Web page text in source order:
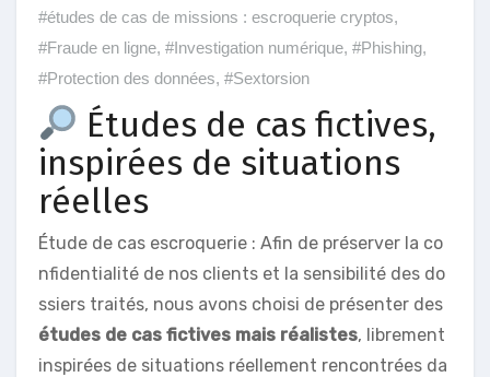
#études de cas de missions : escroquerie cryptos,
#Fraude en ligne, #Investigation numérique, #Phishing,
#Protection des données, #Sextorsion
Études de cas fictives,
inspirées de situations
réelles
Étude de cas escroquerie : Afin de préserver la co
nfidentialité de nos clients et la sensibilité des do
ssiers traités, nous avons choisi de présenter des
études de cas fictives mais réalistes, librement
inspirées de situations réellement rencontrées da